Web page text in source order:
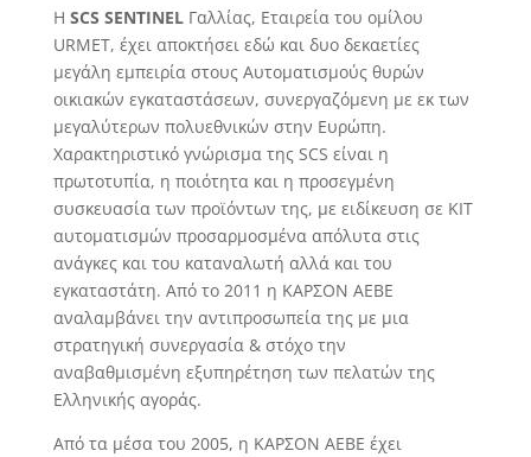
H SCS SENTINELΓαλλίας, Εταιρεία του ομίλου
URMET, έχει αποκτήσει εδώ και δυο δεκαετίες
μεγάλη εμπειρία στους Αυτοματισμούς θυρών
οικιακών εγκαταστάσεων, συνεργαζόμενη με εκ των
μεγαλύτερων πολυεθνικών στην Ευρώπη.
Χαρακτηριστικό γνώρισμα της SCS είναι η
πρωτοτυπία, η ποιότητα και η προσεγμένη
συσκευασία των προϊόντων της, με ειδίκευση σε ΚΙΤ
αυτοματισμών προσαρμοσμένα απόλυτα στις
ανάγκες και του καταναλωτή αλλά και του
εγκαταστάτη. Από το 2011 η ΚΑΡΣΟΝ ΑΕΒΕ
αναλαμβάνει την αντιπροσωπεία της με μια
στρατηγική συνεργασία & στόχο την
αναβαθμισμένη εξυπηρέτηση των πελατών της
Ελληνικής αγοράς.
Από τα μέσα του 2005, η ΚΑΡΣΟΝ ΑΕΒΕ έχει